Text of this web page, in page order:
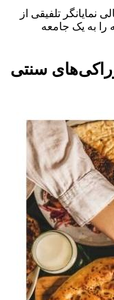
تلفیقی از
به یک جامعه
سنتی